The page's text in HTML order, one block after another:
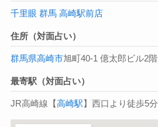
千里眼 群馬 高崎駅前店
住所（対面占い）
群馬県高崎市旭町40-1 億太郎ビル2階
最寄駅（対面占い）
JR高崎線【高崎駅】西口より徒歩5分